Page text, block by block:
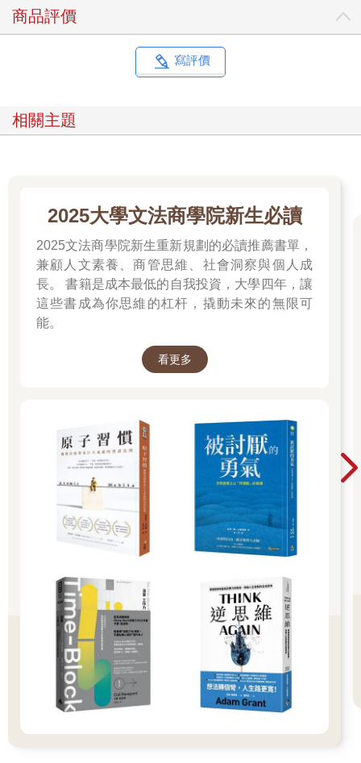
的成本，就能帶給顧客截然不同的感受。
盤、瓷碗。初期看來當然比較貴，不過長期使用下來，計算平均
成本未必真有那麼大的差距。
其他如研發獨門菜色、連沾醬都用新鮮果汁手工製作，透過型塑
每一個環節的「不同」，老闆同時也在對顧客傳遞自己的個性、
樂。相信正因為每個動作都藏著自己的理念，做的是想做的事，
我從來沒有見過老闆手忙腳亂，他永遠是氣定神閒、一派從容，
好像待會是準備去讀書，不是炒菜。很多做服務的人，即使收入
不錯，臉上卻掛著滿滿的愁苦和滄桑，這樣，顧客又怎麼能打從
心底高興地享受你的服務呢？
再傳奇的餐飲品牌諸如鼎泰豐，最初也是從小店起家。撇開大小
邊小吃和一流餐飲品牌的成功之道，兩者是殊途同歸，相互共
店面。只是他也不希望因此犧牲工作和生活兩端的品質，專心想
把老主顧服務好，才一直維持現在的規模。
總結起來，如果有所謂的「台灣米其林」，我想我會給它兩顆
星，畢竟，它沒有店面，沒有自己的化妝室，得走到很遠的地方
使用公共設施，這為它在用餐體驗和滿足需求上扣了點分數。不
過，要是純從「小吃界的米其林」來評價，和台灣眾多路邊攤美
食同台較勁，拿三顆星，它絕對當之無愧！
台味服務小吃攤老闆
羅宗銘：收服客人胃與心的路邊大廚
光輝海鮮料理藏在宜蘭蘇澳南天宮後方的一條小巷子裡。短短不
到一百公尺，左鄰右舍都是滷肉飯、肉羹湯之類的尋常小吃攤，
若不是行家帶路，根本不會特別注意到這裡。不過，這天才傍晚
五點，店門口四張桌子已陸續有客人坐定，天還沒黑，人聲便鼎
沸起來，馬上見證了老闆的高人氣和熟客的愛戴。
老闆羅宗銘正低頭忙著處理食材，他做菜的神情平和優雅，動作
商品評價
寫評價
相關主題
2025大學文法商學院新生必讀
2025文法商學院新生重新規劃的必讀推薦書單，
兼顧人文素養、商管思維、社會洞察與個人成
長。 書籍是成本最低的自我投資，大學四年，讓
這些書成為你思維的杠杆，撬動未來的無限可
能。
看更多